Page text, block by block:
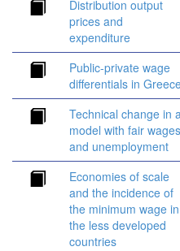
Distribution output
prices and
expenditure
Public-private wage
differentials in
Technical change in
model with fair wages
and unemployment
Economies of scale
and the incidence of
the minimum wage in
the less developed
countries